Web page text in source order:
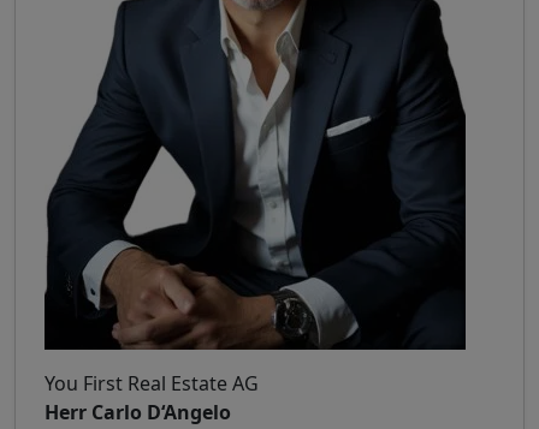
You First Real Estate AG
Herr Carlo D‘Angelo